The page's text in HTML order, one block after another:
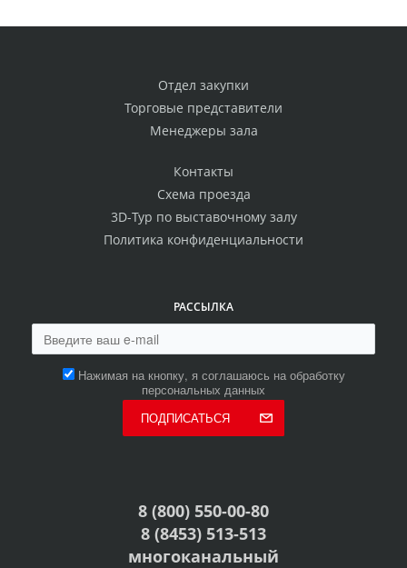
Отдел закупки
Торговые представители
Менеджеры зала
Контакты
Схема проезда
3D-Тур по выставочному залу
Политика конфиденциальности
РАССЫЛКА
Нажимая на кнопку, я соглашаюсь на обработку
персональных данных
ПОДПИСАТЬСЯ
8 (800) 550-00-80
8 (8453) 513-513
многоканальный